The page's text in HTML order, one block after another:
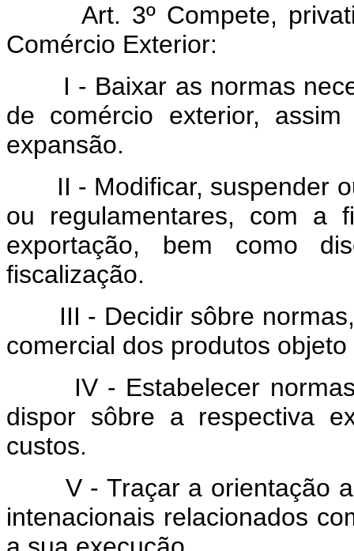
Art. 3º Compete,
Comércio Exterior:
I - Baixar as normas
de comércio exterior,
expansão.
II - Modificar, suspender
ou regulamentares, com a
exportação, bem como
fiscalização.
III - Decidir sôbre normas,
comercial dos produtos
IV - Estabelecer normas
dispor sôbre a respectiva
custos.
V - Traçar a orientação a
intenacionais relacionados